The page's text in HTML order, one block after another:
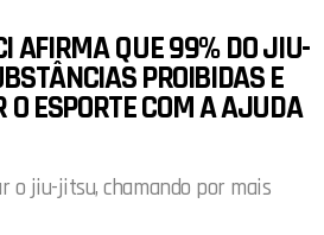
AFIRMA QUE 99% DO JIU-
PROIBIDAS E
ESPORTE COM A AJUDA
o jiu-jitsu, chamando por mais